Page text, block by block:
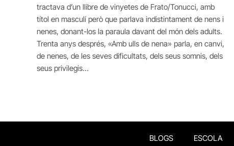
tractava d’un llibre de vinyetes de Frato/Tonucci, amb
títol en masculí però que parlava indistintament de nens i
nenes, donant-los la paraula davant del món dels adults.
Trenta anys després, «Amb ulls de nena» parla, en canvi,
de nenes, de les seves dificultats, dels seus somnis, dels
seus privilegis…
BLOGS ESCOLA